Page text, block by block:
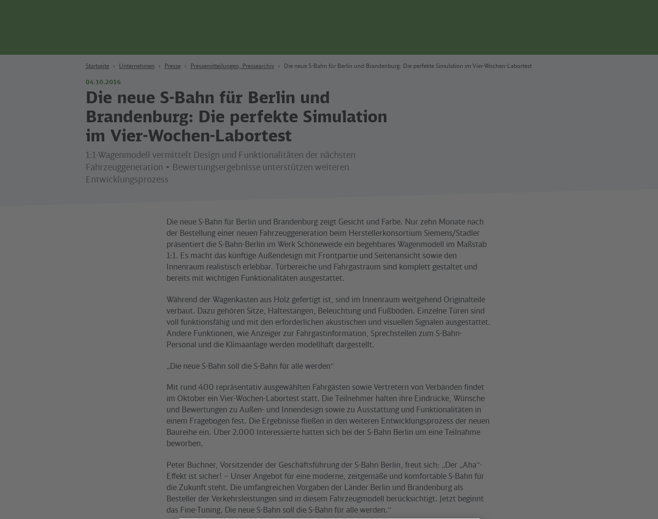
Startseite Unternehmen Presse Pressemitteilungen, Pressearchiv Die neue S-Bahn für Berlin und Brandenburg: Die perfekte Simulation im Vier-Wochen-Labortest
04.10.2016
Die neue S-Bahn für Berlin und
Brandenburg: Die perfekte Simulation
im Vier-Wochen-Labortest
1:1-Wagenmodell vermittelt Design und Funktionalitäten der nächsten
Fahrzeuggeneration • Bewertungsergebnisse unterstützen weiteren
Entwicklungsprozess
Die neue S-Bahn für Berlin und Brandenburg zeigt Gesicht und Farbe. Nur zehn Monate nach
der Bestellung einer neuen Fahrzeuggeneration beim Herstellerkonsortium Siemens/Stadler
präsentiert die S-Bahn-Berlin im Werk Schöneweide ein begehbares Wagenmodell im Maßstab
1:1. Es macht das künftige Außendesign mit Frontpartie und Seitenansicht sowie den
Innenraum realistisch erlebbar. Türbereiche und Fahrgastraum sind komplett gestaltet und
bereits mit wichtigen Funktionalitäten ausgestattet.
Während der Wagenkasten aus Holz gefertigt ist, sind im Innenraum weitgehend Originalteile
verbaut. Dazu gehören Sitze, Haltestangen, Beleuchtung und Fußböden. Einzelne Türen sind
voll funktionsfähig und mit den erforderlichen akustischen und visuellen Signalen ausgestattet.
Andere Funktionen, wie Anzeiger zur Fahrgastinformation, Sprechstellen zum S-Bahn-
Personal und die Klimaanlage werden modellhaft dargestellt.
„Die neue S-Bahn soll die S-Bahn für alle werden“
Mit rund 400 repräsentativ ausgewählten Fahrgästen sowie Vertretern von Verbänden findet
im Oktober ein Vier-Wochen-Labortest statt. Die Teilnehmer halten ihre Eindrücke, Wünsche
und Bewertungen zu Außen- und Innendesign sowie zu Ausstattung und Funktionalitäten in
einem Fragebogen fest. Die Ergebnisse fließen in den weiteren Entwicklungsprozess der neuen
Baureihe ein. Über 2.000 Interessierte hatten sich bei der S-Bahn Berlin um eine Teilnahme
beworben.
Peter Buchner, Vorsitzender der Geschäftsführung der S-Bahn Berlin, freut sich: „Der „Aha“-
Effekt ist sicher! – Unser Angebot für eine moderne, zeitgemäße und komfortable S-Bahn für
die Zukunft steht. Die umfangreichen Vorgaben der Länder Berlin und Brandenburg als
Besteller der Verkehrsleistungen sind in diesem Fahrzeugmodell berücksichtigt. Jetzt beginnt
das Fine-Tuning. Die neue S-Bahn soll die S-Bahn für alle werden.“